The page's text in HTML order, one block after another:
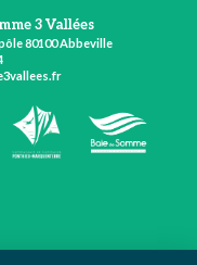
3 Vallées
80100 Abbeville